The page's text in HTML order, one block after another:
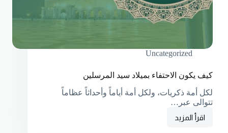
Uncategorized
كيف يكون الاحتفاء بميلاد سيد المرسلين
لكل أمة ذكريات، ولكل أمة أياماً وأحداثاً عظاماً
تتوالى عبر…
اقرأ المزيد